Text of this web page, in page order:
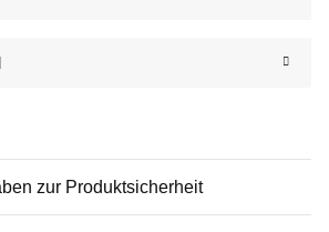
zur Produktsicherheit